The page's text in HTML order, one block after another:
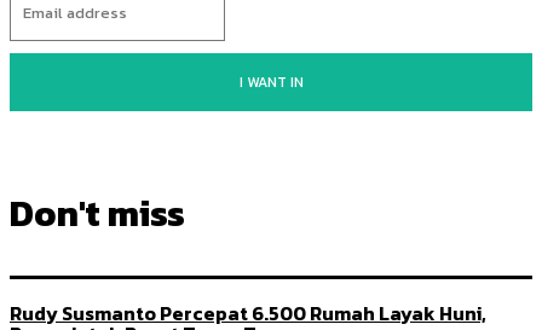
I WANT IN
Don't miss
Rudy Susmanto Percepat 6.500 Rumah Layak Huni,